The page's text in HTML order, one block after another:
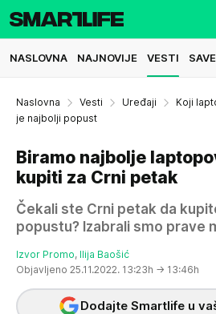
NASLOVNA NAJNOVIJE VESTI
Naslovna Vesti Uređaji
Koji
je najbolji popust
Biramo najbolje
kupiti za Crni petak
Čekali ste Crni petak da
popustu? Izabrali smo prave
Izvor Promo, Ilija Baošić
Objavljeno 25.11.2022. 13:23h → 13:46h
Dodajte Smartlife u